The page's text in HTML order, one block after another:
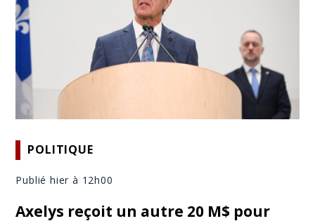
POLITIQUE
Publié hier à 12h00
Axelys reçoit un autre 20 M$ pour